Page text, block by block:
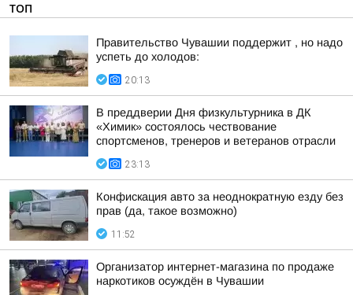
ТОП
Правительство Чувашии поддержит , но надо
успеть до холодов:
20:13
В преддверии Дня физкультурника в ДК
«Химик» состоялось чествование
спортсменов, тренеров и ветеранов отрасли
23:13
Конфискация авто за неоднократную езду без
прав (да, такое возможно)
11:52
Организатор интернет-магазина по продаже
наркотиков осуждён в Чувашии